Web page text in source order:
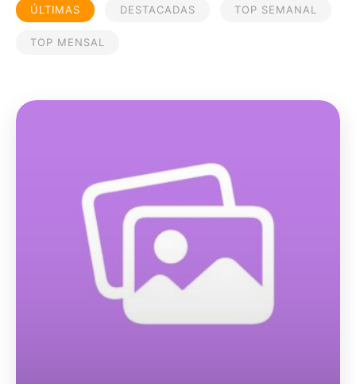
ÚLTIMAS DESTACADAS TOP SEMANAL
TOP MENSAL